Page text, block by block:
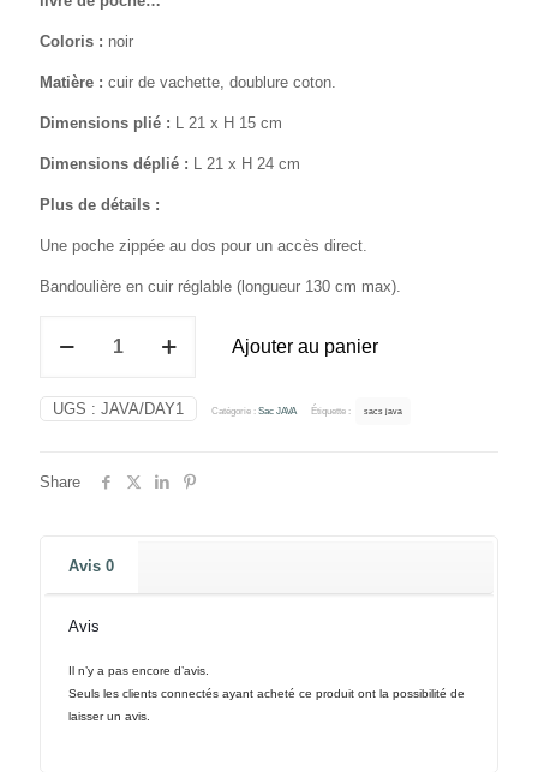
Coloris : noir
Matière : cuir de vachette, doublure coton.
Dimensions plié : L 21 x H 15 cm
Dimensions déplié : L 21 x H 24 cm
Plus de détails :
Une poche zippée au dos pour un accès direct.
Bandoulière en cuir réglable (longueur 130 cm max).
JAVA
noir
Ajouter au panier
UGS : JAVA/DAY1 Catégorie : Sac JAVA Étiquette : sacs java
Share
Avis 0
Avis
Il n’y a pas encore d’avis.
Seuls les clients connectés ayant acheté ce produit ont la possibilité de
laisser un avis.